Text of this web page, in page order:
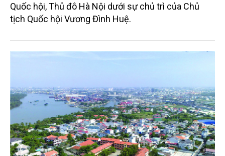
Quốc hội, Thủ đô Hà Nội dưới sự chủ trì của Chủ
tịch Quốc hội Vương Đình Huệ.